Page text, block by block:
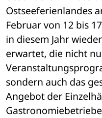
Ostseeferienlandes
Februar von 12 bis
in diesem Jahr
erwartet, die nicht
sondern auch das
Angebot der